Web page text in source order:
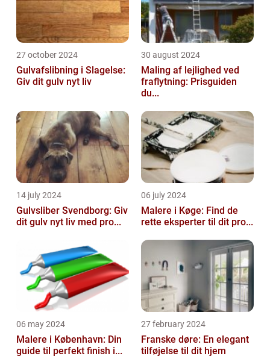
27 october 2024
Gulvafslibning i Slagelse:
Giv dit gulv nyt liv
30 august 2024
Maling af lejlighed ved
fraflytning: Prisguiden
du...
14 july 2024
Gulvsliber Svendborg: Giv
dit gulv nyt liv med pro...
06 july 2024
Malere i Køge: Find de
rette eksperter til dit pro...
06 may 2024
Malere i København: Din
guide til perfekt finish i...
27 february 2024
Franske døre: En elegant
tilføjelse til dit hjem